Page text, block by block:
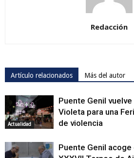
Redacción
Artículo relacionados Más del autor
Actualidad
Puente Genil
Violeta para una
de violencia
Puente Genil